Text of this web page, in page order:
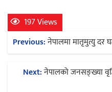
197 Views
Post
navigation
Previous:नेपालमा मातृमुत्यु दर
Next:नेपालको जनसङ्ख्या